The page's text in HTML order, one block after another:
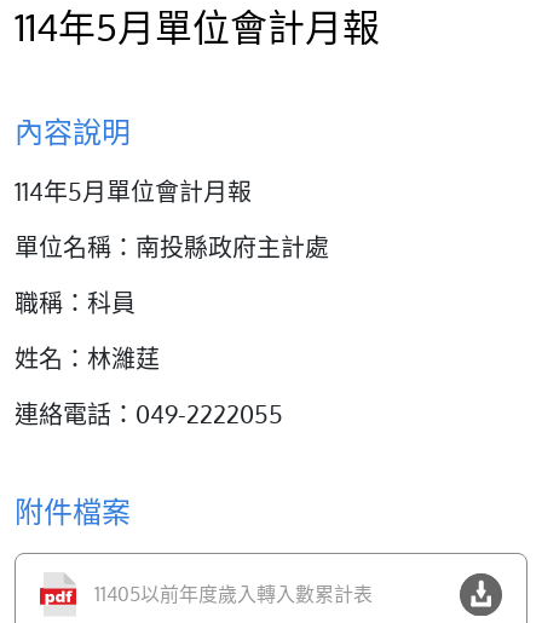
114年5月單位會計月報
內容說明
114年5月單位會計月報
單位名稱：南投縣政府主計處
職稱：科員
姓名：林濰莛
連絡電話：049-2222055
附件檔案
11405以前年度歲入轉入數累計表